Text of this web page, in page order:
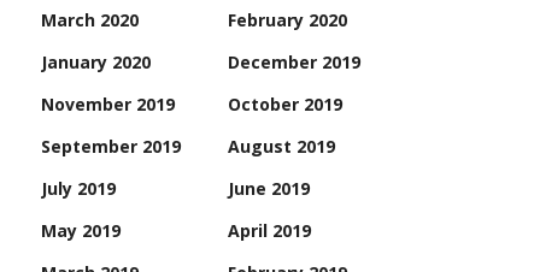
March 2020
February 2020
January 2020
December 2019
November 2019
October 2019
September 2019
August 2019
July 2019
June 2019
May 2019
April 2019